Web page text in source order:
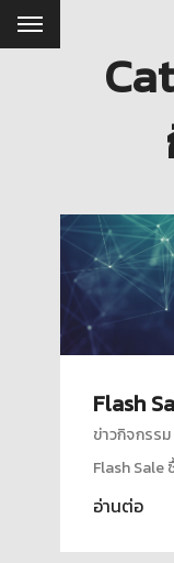
Flash
ข่าวกิจกรรม
Flash Sale
อ่านต่อ